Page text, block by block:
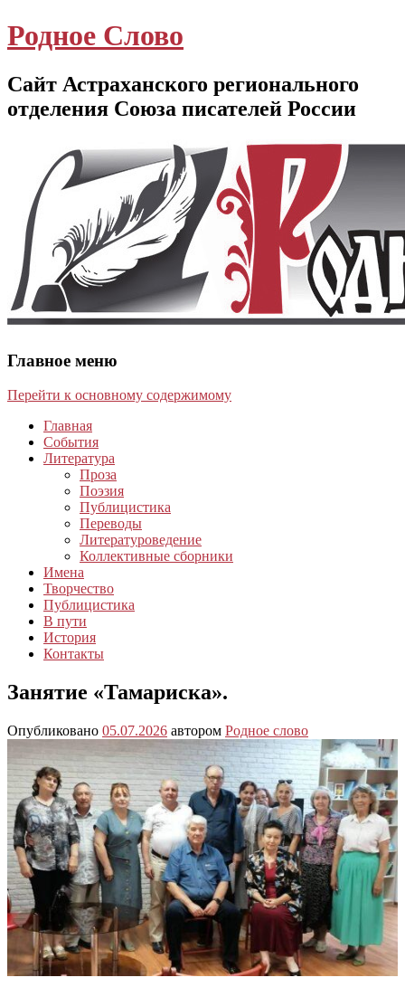
Родное Слово
Сайт Астраханского регионального
отделения Союза писателей России
Главное меню
Перейти к основному содержимому
Главная
События
Литература
Проза
Поэзия
Публицистика
Переводы
Литературоведение
Коллективные сборники
Имена
Творчество
Публицистика
В пути
История
Контакты
Занятие «Тамариска».
Опубликовано 05.07.2026 автором Родное слово